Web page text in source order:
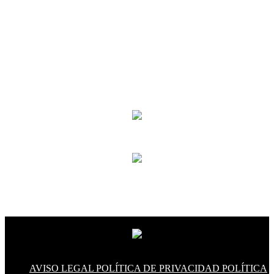
AVISO LEGAL POLÍTICA DE PRIVACIDAD POLÍTICA